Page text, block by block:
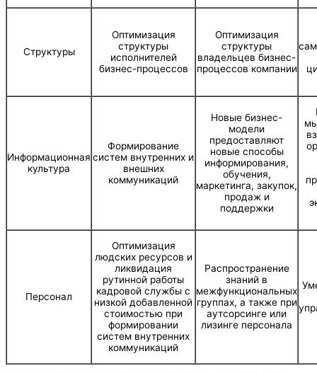
Структуры
Оптимизация
структуры
исполнителей
бизнес-процессов
Оптимизация
структуры
владельцев бизнес-
процессов компании
Информационная
культура
Формирование
систем внутренних и
внешних
коммуникаций
Новые бизнес-
модели
предоставляют
новые способы
информирования,
обучения,
маркетинга, закупок,
продаж и
поддержки
Персонал
Оптимизация
людских ресурсов и
ликвидация
рутинной работы
кадровой службы с
низкой добавленной
стоимостью при
формировании
систем внутренних
коммуникаций
Распространение
знаний в
межфункциональных
группах, а также при
аутсорсинге или
лизинге персонала